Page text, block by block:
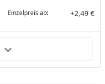
Einzelpreis ab: +2,49 €